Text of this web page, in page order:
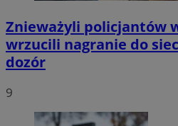
Znieważyli policjantów
wrzucili nagranie do
dozór
9